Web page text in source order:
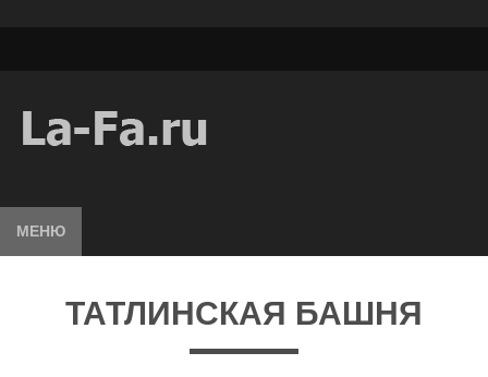
МЕНЮ
ТАТЛИНСКАЯ БАШНЯ